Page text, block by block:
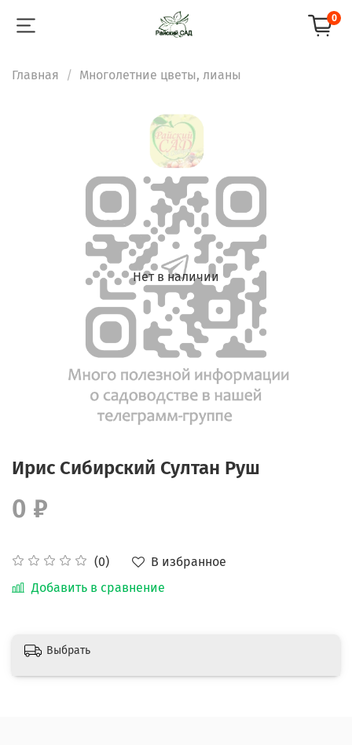
0
Главная Многолетние цветы, лианы
Нет в наличии
Ирис Сибирский Султан Руш
(0)
В избранное
Добавить в сравнение
0 ₽
Выбрать